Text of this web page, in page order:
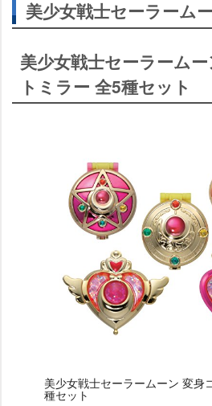
美少女戦士セーラーム
美少女戦士セーラーム
トミラー 全5種セット
美少女戦士セーラームーン 変身
種セット